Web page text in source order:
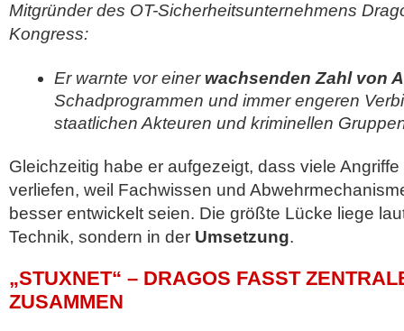
Mitgründer des OT-Sicherheitsunternehmens
Kongress:
Er warnte vor einer wachsenden Zahl von
Schadprogrammen und immer engeren
staatlichen Akteuren und kriminellen
Gleichzeitig habe er aufgezeigt, dass viele
verliefen, weil Fachwissen und
besser entwickelt seien. Die größte Lücke liege
Technik, sondern in der Umsetzung.
„STUXNET“ – DRAGOS FASST
ZUSAMMEN